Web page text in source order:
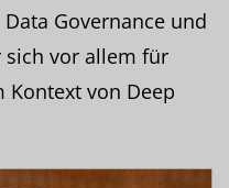
Governance und
sich vor allem für
von Deep